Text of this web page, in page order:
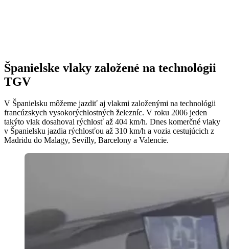
Španielske vlaky založené na technológii
TGV
V Španielsku môžeme jazdiť aj vlakmi založenými na technológii
francúzskych vysokorýchlostných železníc. V roku 2006 jeden
takýto vlak dosahoval rýchlosť až 404 km/h. Dnes komerčné vlaky
v Španielsku jazdia rýchlosťou až 310 km/h a vozia cestujúcich z
Madridu do Malagy, Sevilly, Barcelony a Valencie.